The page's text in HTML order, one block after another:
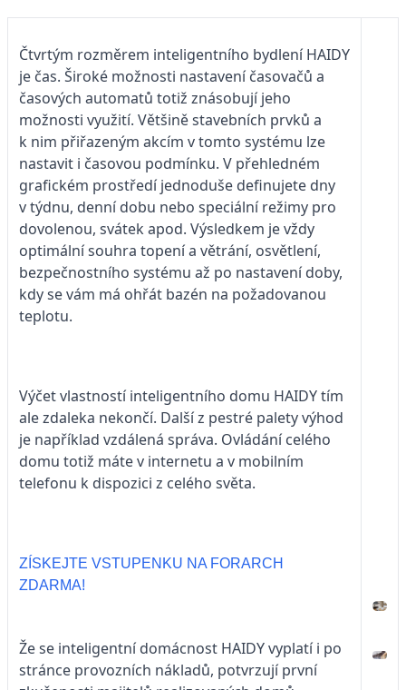
Čtvrtým rozměrem inteligentního bydlení HAIDY
je čas. Široké možnosti nastavení časovačů a
časových automatů totiž znásobují jeho
možnosti využití. Většině stavebních prvků a
k nim přiřazeným akcím v tomto systému lze
nastavit i časovou podmínku. V přehledném
grafickém prostředí jednoduše definujete dny
v týdnu, denní dobu nebo speciální režimy pro
dovolenou, svátek apod. Výsledkem je vždy
optimální souhra topení a větrání, osvětlení,
bezpečnostního systému až po nastavení doby,
kdy se vám má ohřát bazén na požadovanou
teplotu.
Výčet vlastností inteligentního domu HAIDY tím
ale zdaleka nekončí. Další z pestré palety výhod
je například vzdálená správa. Ovládání celého
domu totiž máte v internetu a v mobilním
telefonu k dispozici z celého světa.
ZÍSKEJTE VSTUPENKU NA FORARCH
ZDARMA!
Že se inteligentní domácnost HAIDY vyplatí i po
stránce provozních nákladů, potvrzují první